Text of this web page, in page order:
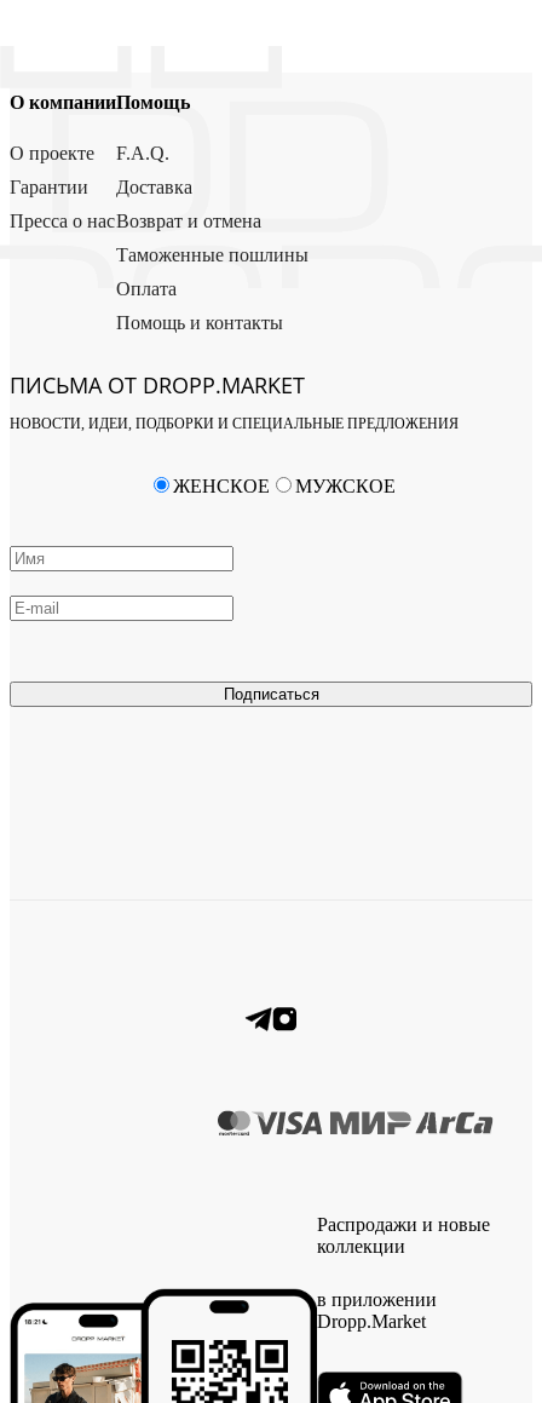
О компании
О проекте
Гарантии
Пресса о нас
Помощь
F.A.Q.
Доставка
Возврат и отмена
Таможенные пошлины
Оплата
Помощь и контакты
ПИСЬМА ОТ DROPP.MARKET
НОВОСТИ, ИДЕИ, ПОДБОРКИ И СПЕЦИАЛЬНЫЕ ПРЕДЛОЖЕНИЯ
Подписаться
ЖЕНСКОЕ МУЖСКОЕ
Распродажи и новые
коллекции
в приложении
Dropp.Market